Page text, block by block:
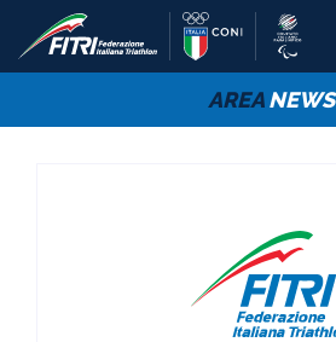
AREANEWS